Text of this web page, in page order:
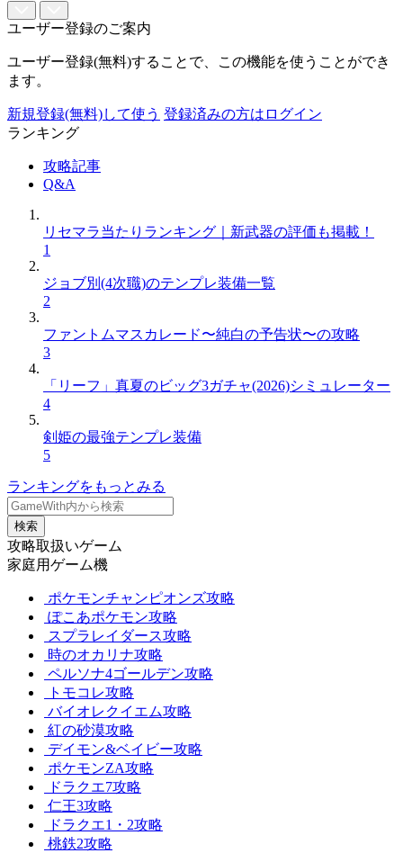
ユーザー登録のご案内
ユーザー登録(無料)することで、この機能を使うことができ
ます。
新規登録(無料)して使う 登録済みの方はログイン
ランキング
攻略記事
Q&A
リセマラ当たりランキング｜新武器の評価も掲載！
1
ジョブ別(4次職)のテンプレ装備一覧
2
ファントムマスカレード〜純白の予告状〜の攻略
3
「リーフ」真夏のビッグ3ガチャ(2026)シミュレーター
4
剣姫の最強テンプレ装備
5
ランキングをもっとみる
検索
攻略取扱いゲーム
家庭用ゲーム機
ポケモンチャンピオンズ攻略
ぽこあポケモン攻略
スプラレイダース攻略
時のオカリナ攻略
ペルソナ4ゴールデン攻略
トモコレ攻略
バイオレクイエム攻略
紅の砂漠攻略
デイモン&ベイビー攻略
ポケモンZA攻略
ドラクエ7攻略
仁王3攻略
ドラクエ1・2攻略
桃鉄2攻略